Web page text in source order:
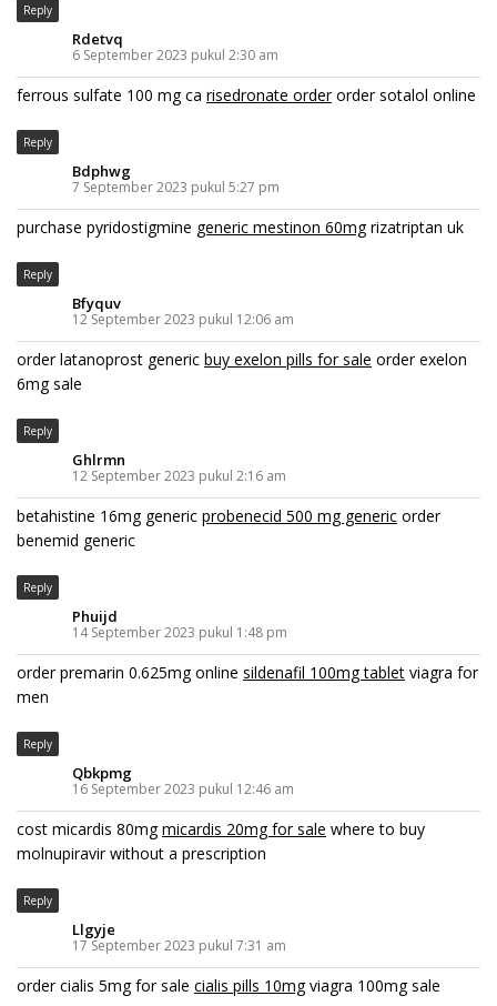
Reply
Rdetvq
6 September 2023 pukul 2:30 am
ferrous sulfate 100 mg ca risedronate orderorder sotalol online
Reply
Bdphwg
7 September 2023 pukul 5:27 pm
purchase pyridostigmine generic mestinon 60mgrizatriptan uk
Reply
Bfyquv
12 September 2023 pukul 12:06 am
order latanoprost generic buy exelon pills for sale order exelon
6mg sale
Reply
Ghlrmn
12 September 2023 pukul 2:16 am
betahistine 16mg generic probenecid 500 mg generic order
benemid generic
Reply
Phuijd
14 September 2023 pukul 1:48 pm
order premarin 0.625mg online sildenafil 100mg tablet viagra for
men
Reply
Qbkpmg
16 September 2023 pukul 12:46 am
cost micardis 80mgmicardis 20mg for sale where to buy
molnupiravir without a prescription
Reply
Llgyje
17 September 2023 pukul 7:31 am
order cialis 5mg for sale cialis pills 10mgviagra 100mg sale